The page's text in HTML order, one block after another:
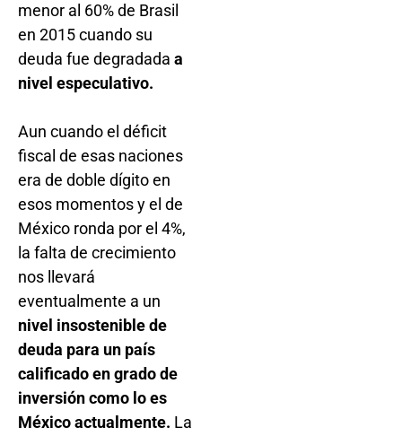
menor al 60% de Brasil
en 2015 cuando su
deuda fue degradada a
nivel especulativo.
Aun cuando el déficit
fiscal de esas naciones
era de doble dígito en
esos momentos y el de
México ronda por el 4%,
la falta de crecimiento
nos llevará
eventualmente a un
nivel insostenible de
deuda para un país
calificado en grado de
inversión como lo es
México actualmente. La